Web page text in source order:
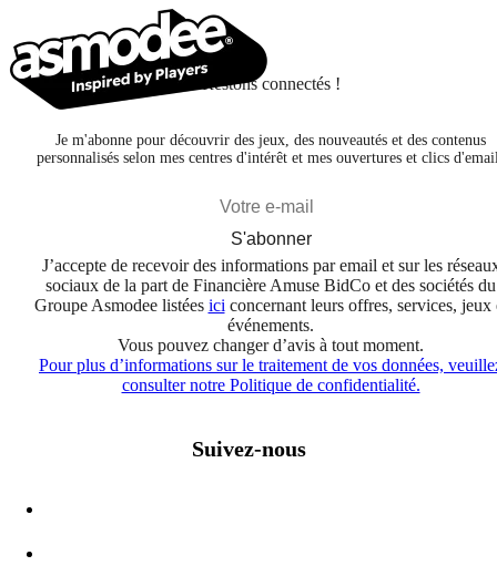
Restons connectés !
Je m'abonne pour découvrir des jeux, des nouveautés et des contenus
personnalisés selon mes centres d'intérêt et mes ouvertures et clics
S'abonner
J’accepte de recevoir des informations par email et sur les
sociaux de la part de Financière Amuse BidCo et des sociétés du
Groupe Asmodee listées ici concernant leurs offres, services, jeux
événements.
Vous pouvez changer d’avis à tout moment.
Pour plus d’informations sur le traitement de vos données,
consulter notre Politique de confidentialité.
Suivez-nous